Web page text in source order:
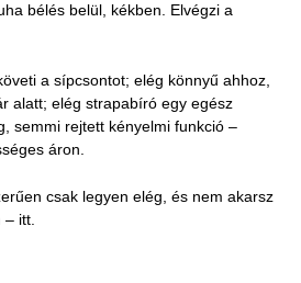
bélés belül, kékben. Elvégzi a
a sípcsontot; elég könnyű ahhoz,
alatt; elég strapabíró egy egész
semmi rejtett kényelmi funkció –
áron.
csak legyen elég, és nem akarsz
itt.